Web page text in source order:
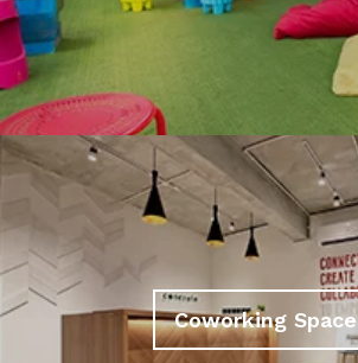
Coworking Space